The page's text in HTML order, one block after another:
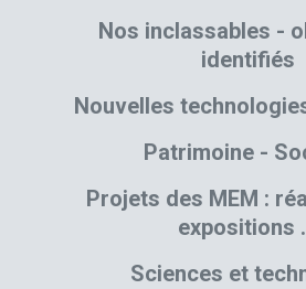
Nos inclassables -
identifiés
Nouvelles
Patrimoine -
Projets des MEM :
expositions
Sciences et